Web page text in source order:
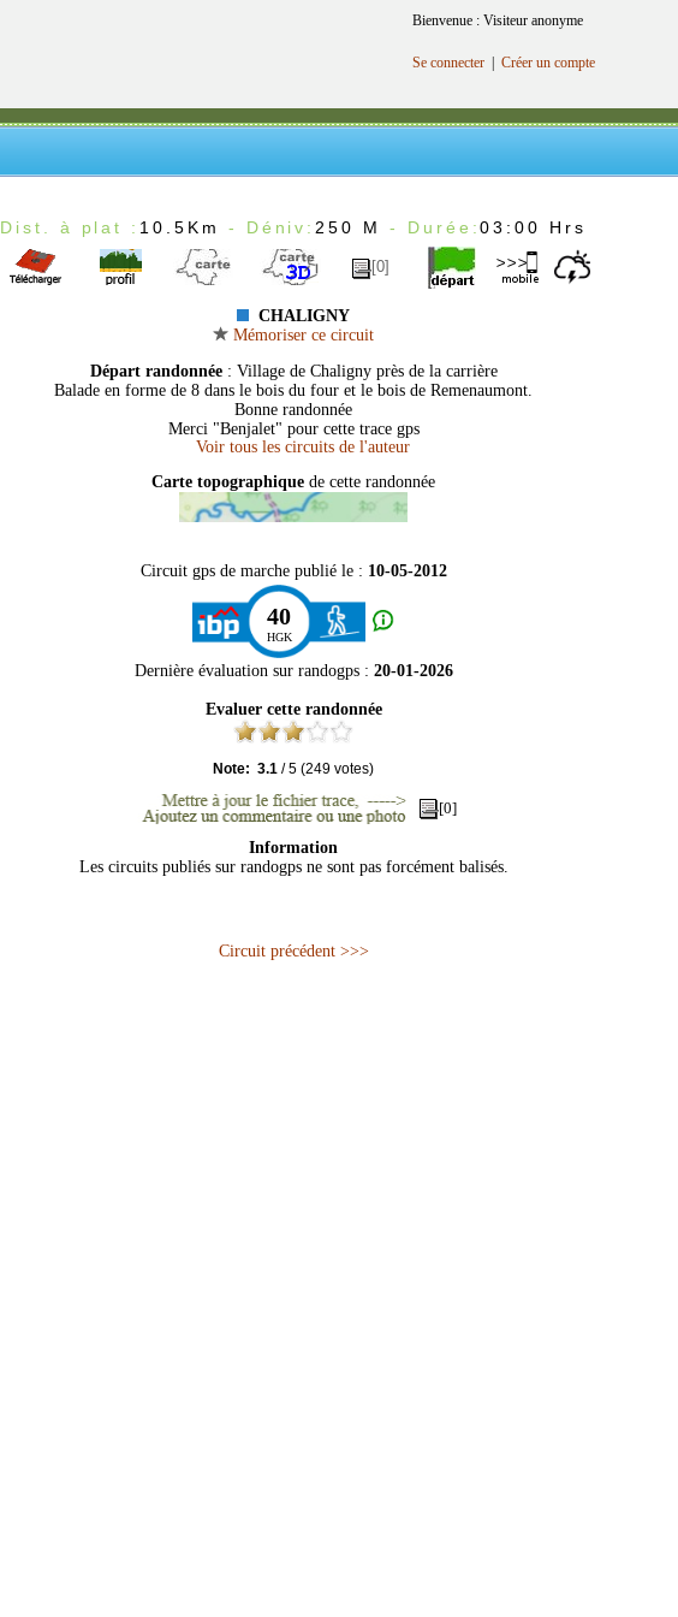
Bienvenue : Visiteur anonyme
Se connecter Créer un compte
Dist. à plat : 10.5Km - Déniv: 250 M - Durée:03:00 Hrs
[0]
CHALIGNY
Mémoriser ce circuit
Départ randonnée : Village de Chaligny près de la carrière
Balade en forme de 8 dans le bois du four et le bois de Remenaumont.
Bonne randonnée
Merci "Benjalet" pour cette trace gps
Carte topographique de cette randonnée
Circuit gps de marche publié le : 10-05-2012
40
HGK
Dernière évaluation sur randogps : 20-01-2026
Evaluer cette randonnée
Note: 3.1 /5 (249 votes)
[0]
Information
Les circuits publiés sur randogps ne sont pas forcément balisés.
Circuit précédent >>>